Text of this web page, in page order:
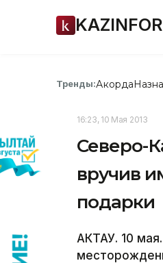
Тренды:Акорда
16:23, 10 Мая 2013
Северо-
вручив
подарки
АКТАУ. 10